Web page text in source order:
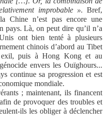
improbable ». Bref,
Chine n’est pas encore une
pays.Là, on peut dire qu’il n’a
ont bien tenté à plusieurs
chinois d’abord au Tibet
puis à Hong Kong et au
envers les Ouïghours...
continue sa progression et est
mondiale.
; maintenant, ils financent
de provoquer des troubles et
ils les obliger à déclencher